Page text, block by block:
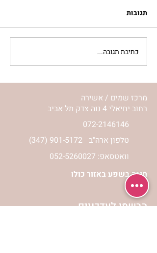
מתגעגעות לבית המפגש,
השיעור לתשעה באב | הר'
ימימה מזרחי
תגובות
כתיבת תגובה...
מרכז שמים / אשירה
רחוב יחיאלי 4 נוה צדק תל אביב
072-2146146
(347) 901-5172 טלפון ארה"ב
וואטסאפ: 052-5260027
חניה בשפע באזור כולו
הרשמי לעדכונים